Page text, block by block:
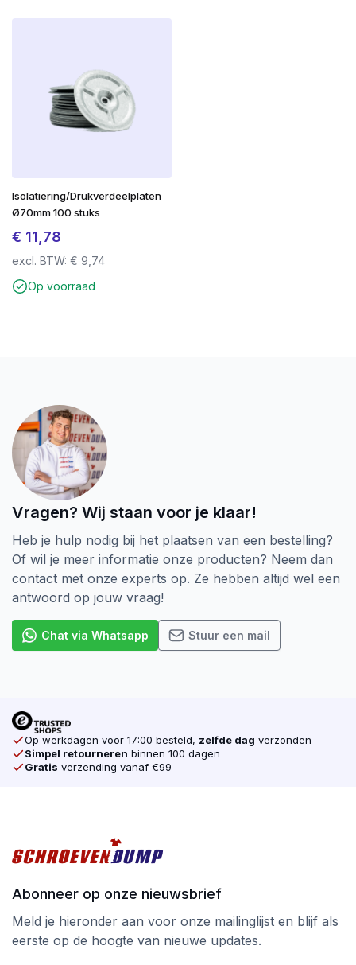
Voor beton, metselwerk en natuursteen
Isolatiering/Drukverdeelplaten
Ø70mm 100 stuks
€ 11,78
excl. BTW: € 9,74
Op voorraad
Vragen? Wij staan voor je klaar!
Heb je hulp nodig bij het plaatsen van een bestelling?
Of wil je meer informatie onze producten? Neem dan
contact met onze experts op. Ze hebben altijd wel een
antwoord op jouw vraag!
Chat via Whatsapp Stuur een mail
Op werkdagen voor 17:00 besteld, zelfde dag verzonden
Simpel retourneren binnen 100 dagen
Gratis verzending vanaf €99
Abonneer op onze nieuwsbrief
Meld je hieronder aan voor onze mailinglijst en blijf als
eerste op de hoogte van nieuwe updates.